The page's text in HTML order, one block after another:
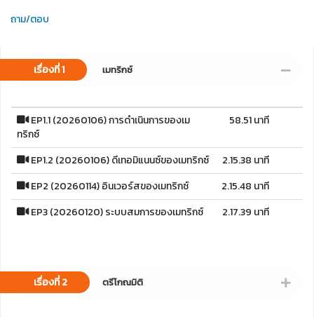
ถาม/ตอบ
เรื่องที่ 1 เมทริกซ์
EP1.1 (20260106) การดำเนินการของเม
ทริกซ์
58.51 นาที
EP1.2 (20260106) ดีเทอมิแนนซ์ของเมทริกซ์
2.15.38 นาที
EP2 (20260114) อินเวอร์สของเมทริกซ์
2.15.48 นาที
EP3 (20260120) ระบบสมการของเมทริกซ์
2.17.39 นาที
เรื่องที่ 2 ตรีโกณมิติ